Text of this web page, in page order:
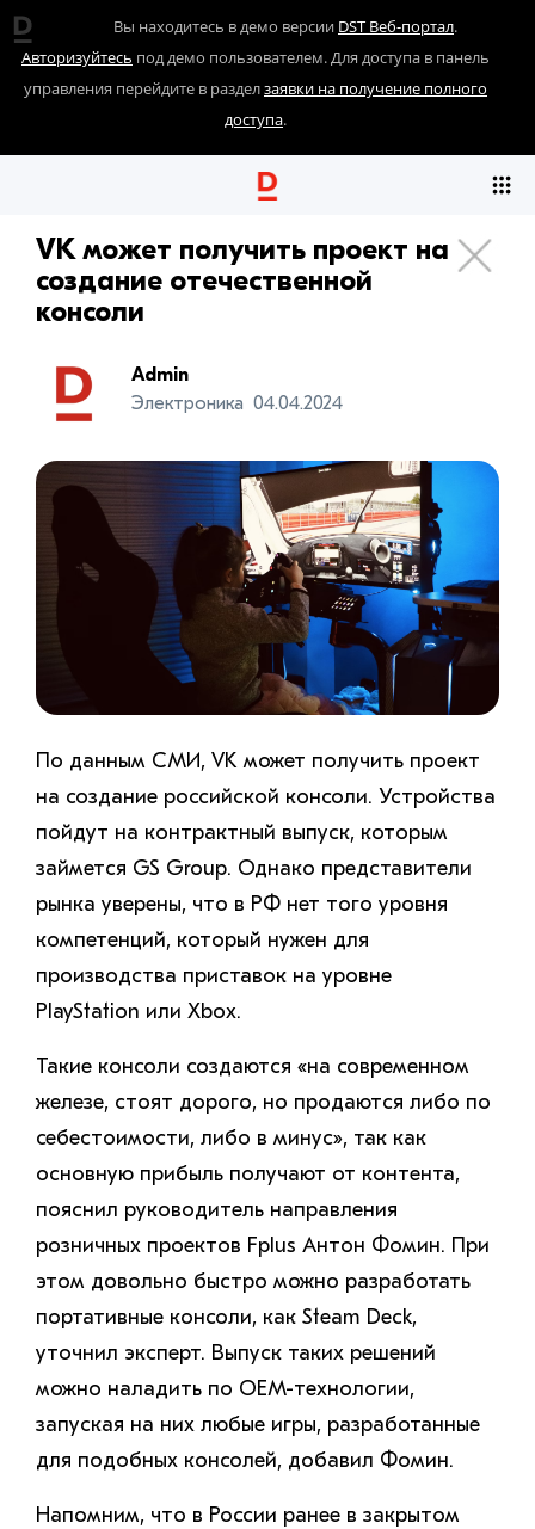
Вы находитесь в демо версии DST Веб-портал.
Авторизуйтесь под демо пользователем. Для доступа в панель
управления перейдите в разделзаявки на получение полного
доступа.
VK может получить проект на
создание отечественной
консоли
Admin
Электроника 04.04.2024
По данным СМИ, VK может получить проект
на создание российской консоли. Устройства
пойдут на контрактный выпуск, которым
займется GS Group. Однако представители
рынка уверены, что в РФ нет того уровня
компетенций, который нужен для
производства приставок на уровне
PlayStation или Xbox.
Такие консоли создаются «на современном
железе, стоят дорого, но продаются либо по
себестоимости, либо в минус», так как
основную прибыль получают от контента,
пояснил руководитель направления
розничных проектов Fplus Антон Фомин. При
этом довольно быстро можно разработать
портативные консоли, как Steam Deck,
уточнил эксперт. Выпуск таких решений
можно наладить по OEM-технологии,
запуская на них любые игры, разработанные
для подобных консолей, добавил Фомин.
Напомним, что в России ранее в закрытом